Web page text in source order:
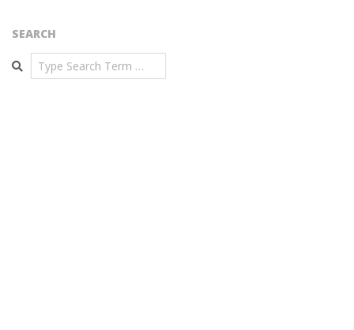
SEARCH
Search